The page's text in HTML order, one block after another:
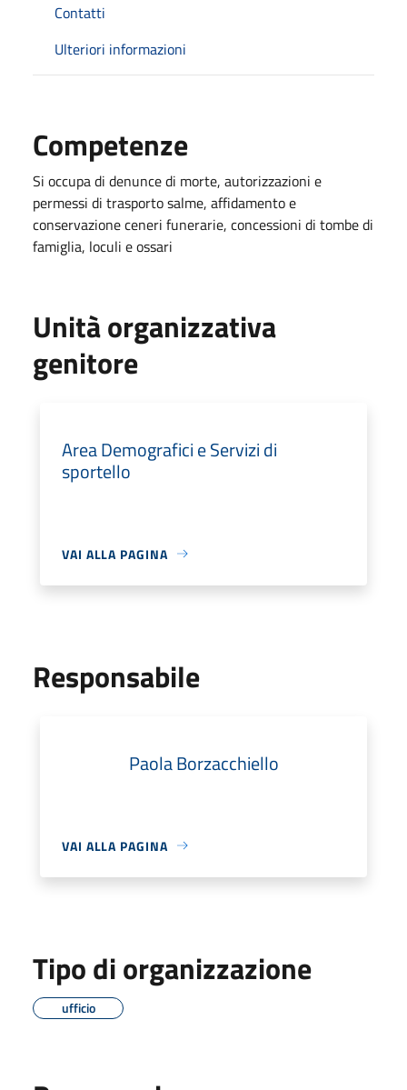
Contatti
Ulteriori informazioni
Competenze
Si occupa di denunce di morte, autorizzazioni e
permessi di trasporto salme, affidamento e
conservazione ceneri funerarie, concessioni di tombe di
famiglia, loculi e ossari
Unità organizzativa
genitore
Area Demografici e Servizi di
sportello
VAI ALLA PAGINA
Responsabile
Paola Borzacchiello
VAI ALLA PAGINA
Tipo di organizzazione
ufficio